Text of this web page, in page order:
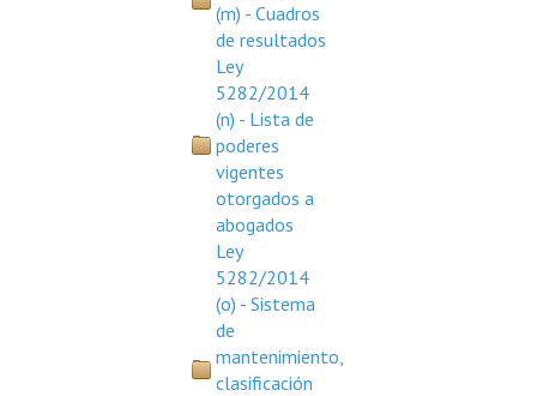
(m) - Cuadros
de resultados
Ley
5282/2014
(n) - Lista de
poderes
vigentes
otorgados a
abogados
Ley
5282/2014
(o) - Sistema
de
mantenimiento,
clasificación